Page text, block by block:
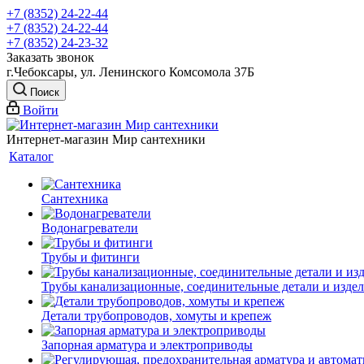
+7 (8352) 24-22-44
+7 (8352) 24-22-44
+7 (8352) 24-23-32
Заказать звонок
г.Чебоксары, ул. Ленинского Комсомола 37Б
Поиск
Войти
Интернет-магазин Мир сантехники
Каталог
Сантехника
Водонагреватели
Трубы и фитинги
Трубы канализационные, соединительные детали и
Детали трубопроводов, хомуты и крепеж
Запорная арматура и электроприводы